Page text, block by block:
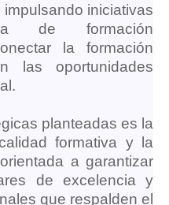
impulsando iniciativas
de formación
la formación
las oportunidades
planteadas es la
formativa y la
a garantizar
de excelencia y
que respalden el